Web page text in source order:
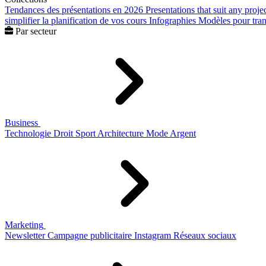
Tendances des présentations en 2026 Presentations that suit any
simplifier la planification de vos cours Infographies Modèles pour
Par secteur
Business
Technologie Droit Sport Architecture Mode Argent
Marketing
Newsletter Campagne publicitaire Instagram Réseaux sociaux